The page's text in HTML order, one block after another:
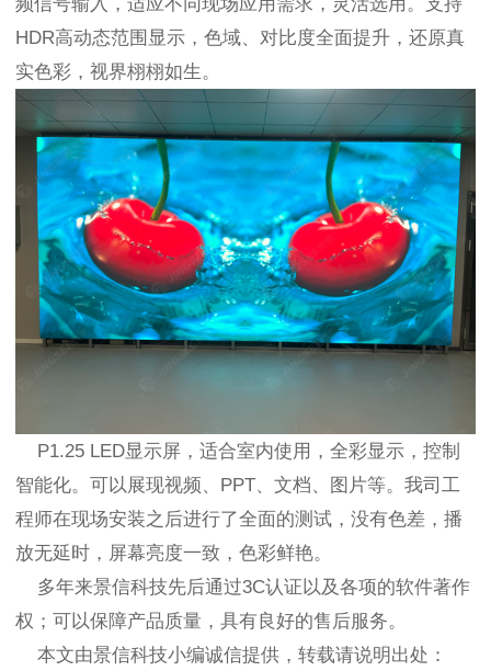
HDR高动态范围显示，色域、对比度全面提升，还原真
实色彩，视界栩栩如生。
P1.25 LED显示屏，适合室内使用，全彩显示，控制
智能化。可以展现视频、PPT、文档、图片等。我司工
程师在现场安装之后进行了全面的测试，没有色差，播
放无延时，屏幕亮度一致，色彩鲜艳。
多年来景信科技先后通过3C认证以及各项的软件著作
权；可以保障产品质量，具有良好的售后服务。
本文由景信科技小编诚信提供，转载请说明出处：